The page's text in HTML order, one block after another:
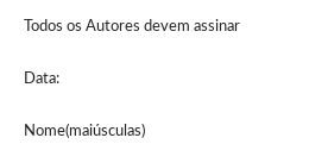
Todos os Autores devem assinar
Data:
Nome(maiúsculas)